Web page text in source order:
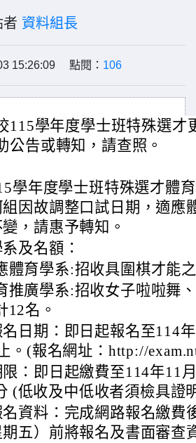
者 資料組長
15:26:09 點閱： 106
115學年度學士班特殊選才
公告或轉知，請查照。
學年度學士班特殊選才體
因故調整口試日期，適應
，請惠予轉知。
及名額：
體育學系:招收具圍棋才能
推廣學系:招收女子啦啦舞
12名。
日期：即日起報名至114
。(報名網址：http://
：即日起繳費至114年11
(低收及中低收者須檢具證
資料：完成網路報名繳費
期五）前將報名及書面審查